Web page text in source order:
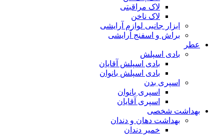
لاک مراقبتی
لاک ناخن
ابزار جانبی لوازم آرایشی
براش و اسفنج آرایشی
عطر
بادی اسپلش
بادی اسپلش آقایان
بادی اسپلش بانوان
اسپری بدن
اسپری بانوان
اسپری آقایان
بهداشت شخصی
بهداشت دهان و دندان
خمیر دندان